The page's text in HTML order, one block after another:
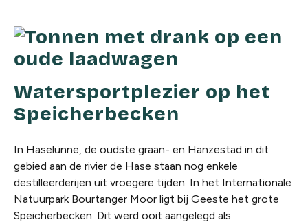
Watersportplezier op het
Speicherbecken
In Haselünne, de oudste graan- en Hanzestad in dit
gebied aan de rivier de Hase staan nog enkele
destilleerderijen uit vroegere tijden. In het Internationale
Natuurpark Bourtanger Moor ligt bij Geeste het grote
Speicherbecken. Dit werd ooit aangelegd als